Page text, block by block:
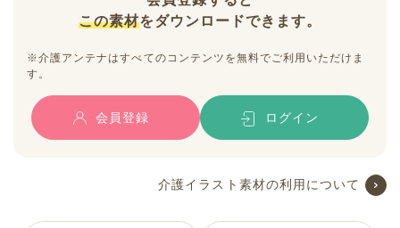
この素材をダウンロードできます。
※介護アンテナはすべてのコンテンツを無料でご利用いただけま
す。
会員登録 ログイン
介護イラスト素材の利用について